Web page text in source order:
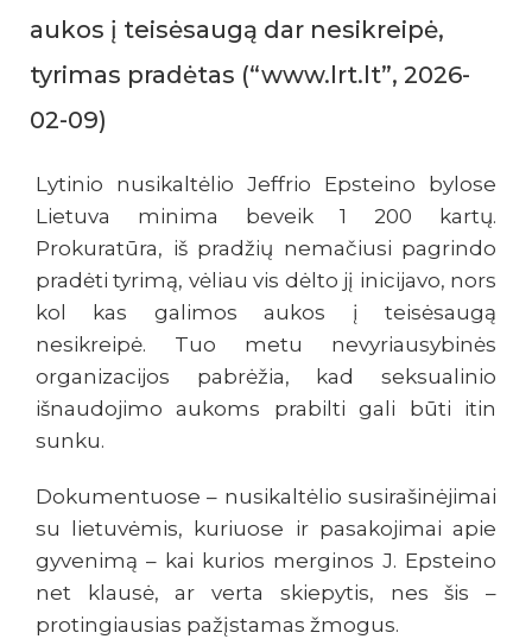
aukos į teisėsaugą dar nesikreipė,
tyrimas pradėtas (“www.lrt.lt”, 2026-
02-09)
Lytinio nusikaltėlio Jeffrio Epsteino bylose
Lietuva minima beveik 1 200 kartų.
Prokuratūra, iš pradžių nemačiusi pagrindo
pradėti tyrimą, vėliau vis dėlto jį inicijavo, nors
kol kas galimos aukos į teisėsaugą
nesikreipė. Tuo metu nevyriausybinės
organizacijos pabrėžia, kad seksualinio
išnaudojimo aukoms prabilti gali būti itin
sunku.
Dokumentuose – nusikaltėlio susirašinėjimai
su lietuvėmis, kuriuose ir pasakojimai apie
gyvenimą – kai kurios merginos J. Epsteino
net klausė, ar verta skiepytis, nes šis –
protingiausias pažįstamas žmogus.